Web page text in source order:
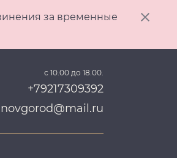
за временные
с 10.00 до 18.00.
+79217309392